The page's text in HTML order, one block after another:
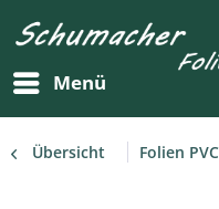
Menü
Übersicht Folien PVC